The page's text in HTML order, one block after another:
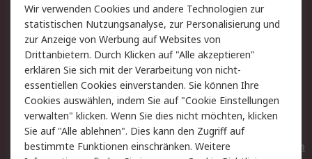
Rücksendungen
Kontakt
Hilfe
Privatkunden
Rechtliches
AGB
Datenschutz
Cookie-Richtlinie
Zahlungsbedingungen
Copyright/Impressum
Entsorgung
Elektrogeräte/Batterien
Wir verwenden Cookies und andere Technologien zur
statistischen Nutzungsanalyse, zur Personalisierung und
zur Anzeige von Werbung auf Websites von
Drittanbietern. Durch Klicken auf "Alle akzeptieren"
erklären Sie sich mit der Verarbeitung von nicht-
essentiellen Cookies einverstanden. Sie können Ihre
Cookies auswählen, indem Sie auf "Cookie Einstellungen
verwalten" klicken. Wenn Sie dies nicht möchten, klicken
Sie auf "Alle ablehnen". Dies kann den Zugriff auf
bestimmte Funktionen einschränken. Weitere